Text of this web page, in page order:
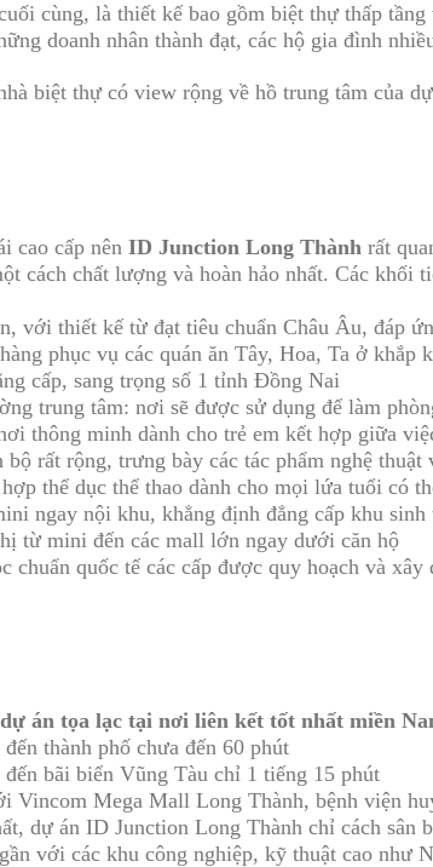
cùng, là thiết kế bao gồm biệt thự thấp
doanh nhân thành đạt, các hộ gia đình
biệt thự có view rộng về hồ trung tâm của
cao cấp nên ID Junction Long Thành rất
cách chất lượng và hoàn hảo nhất. Các
với thiết kế từ đạt tiêu chuẩn Châu Âu, đáp
phục vụ các quán ăn Tây, Hoa, Ta ở
cấp, sang trọng số 1 tỉnh Đồng Nai
trung tâm: nơi sẽ được sử dụng để làm
thông minh dành cho trẻ em kết hợp giữa
rất rộng, trưng bày các tác phẩm nghệ
thể dục thể thao dành cho mọi lứa tuổi có
ngay nội khu, khẳng định đẳng cấp khu
từ mini đến các mall lớn ngay dưới căn hộ
chuẩn quốc tế các cấp được quy hoạch và
án tọa lạc tại nơi liên kết tốt nhất miền
thành phố chưa đến 60 phút
bãi biển Vũng Tàu chỉ 1 tiếng 15 phút
Vincom Mega Mall Long Thành, bệnh viện
dự án ID Junction Long Thành chỉ cách sân
với các khu công nghiệp, kỹ thuật cao